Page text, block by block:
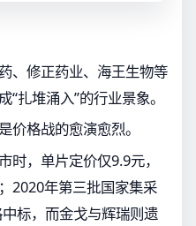
、修正药业、海王生物等
扎堆涌入”的行业景象。
价格战的愈演愈烈。
时，单片定价仅9.9元，
2020年第三批国家集采
标，而金戈与辉瑞则遗